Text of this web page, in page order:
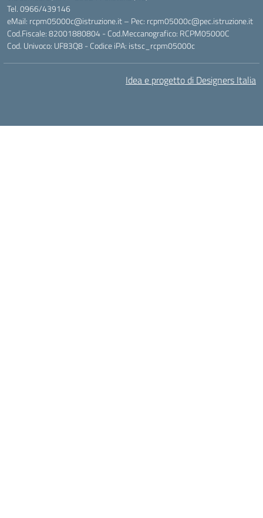
Tel. 0966/439146
eMail: rcpm05000c@istruzione.it – Pec: rcpm05000c@pec.istruzione.it
Cod.Fiscale: 82001880804 - Cod.Meccanografico: RCPM05000C
Cod. Univoco: UF83Q8 - Codice iPA: istsc_rcpm05000c
Idea e progetto di Designers Italia